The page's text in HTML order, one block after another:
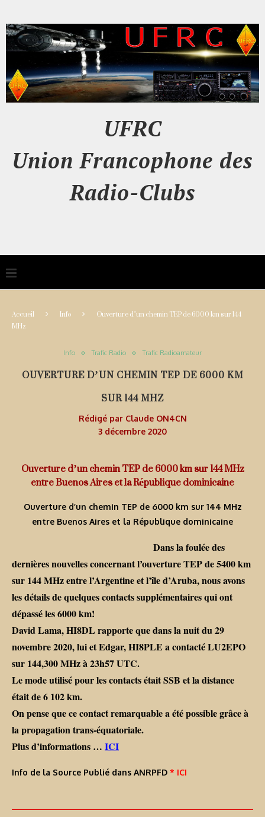
UFRC
Union Francophone des
Radio-Clubs
Accueil Info Ouverture d’un chemin TEP de 6000 km sur 144
MHz
Info Trafic Radio Trafic Radioamateur
OUVERTURE D’UN CHEMIN TEP DE 6000 KM
SUR 144 MHZ
Rédigé par Claude ON4CN
3 décembre 2020
Ouverture d’un chemin TEP de 6000 km sur 144 MHz
entre Buenos Aires et la République dominicaine
Ouverture d’un chemin TEP de 6000 km sur 144 MHz
entre Buenos Aires et la République dominicaine
Dans la foulée des
dernières nouvelles concernant l’ouverture TEP de 5400 km
sur 144 MHz entre l’Argentine et l’île d’Aruba, nous avons
les détails de quelques contacts supplémentaires qui ont
dépassé les 6000 km!
David Lama, HI8DL rapporte que dans la nuit du 29
novembre 2020, lui et Edgar, HI8PLE a contacté LU2EPO
sur 144,300 MHz à 23h57 UTC.
Le mode utilisé pour les contacts était SSB et la distance
était de 6 102 km.
On pense que ce contact remarquable a été possible grâce à
la propagation trans-équatoriale.
Plus d’informations … ICI
Info de la Source Publié dans ANRPFD * ICI